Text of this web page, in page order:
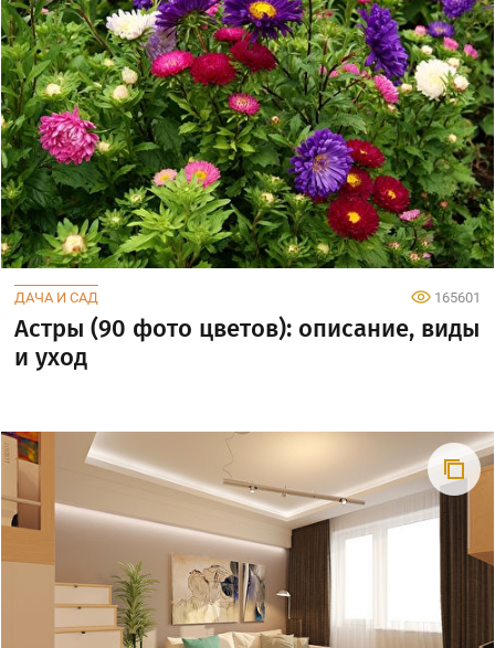
ДАЧА И САД 165601
Астры (90 фото цветов): описание, виды
и уход